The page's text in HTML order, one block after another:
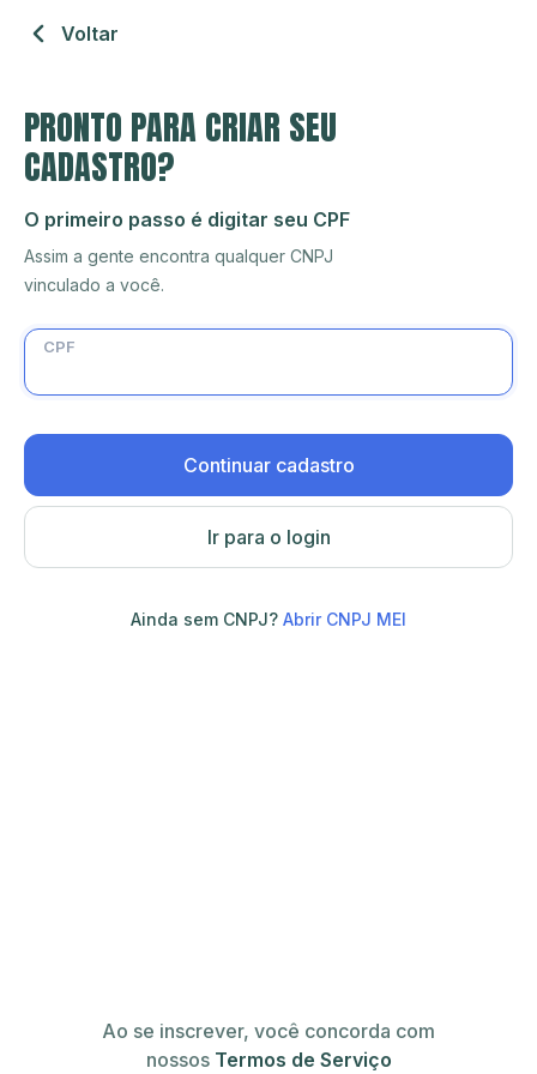
Voltar
PRONTO PARA CRIAR SEU
CADASTRO?
O primeiro passo é digitar seu CPF
Assim a gente encontra qualquer CNPJ
vinculado a você.
CPF
Continuar cadastro
Ir para o login
Ainda sem CNPJ? Abrir CNPJ MEI
Ao se inscrever, você concorda com
nossos Termos de Serviço